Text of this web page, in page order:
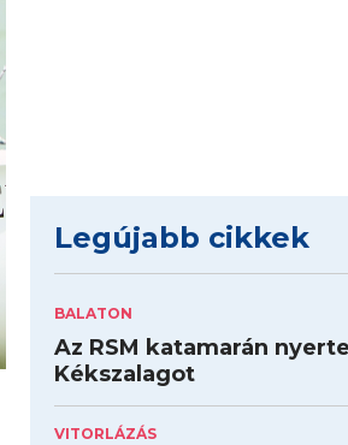
Legújabb cikkek
BALATON
Az RSM katamarán
Kékszalagot
VITORLÁZÁS